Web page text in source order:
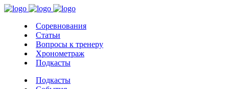
Соревнования
Статьи
Вопросы к тренеру
Хронометраж
Подкасты
Подкасты